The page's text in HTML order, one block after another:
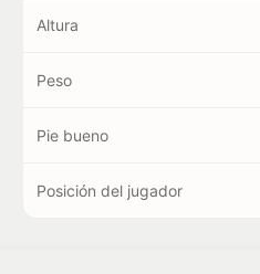
Altura
Peso
Pie bueno
Posición del jugador